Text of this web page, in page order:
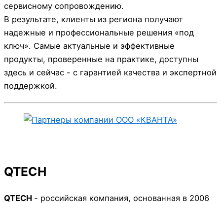
сервисному сопровождению.
В результате, клиенты из региона получают
надежные и профессиональные решения «под
ключ». Самые актуальные и эффективные
продукты, проверенные на практике, доступны
здесь и сейчас - с гарантией качества и экспертной
поддержкой.
QTECH
QTECH - российская компания, основанная в 2006